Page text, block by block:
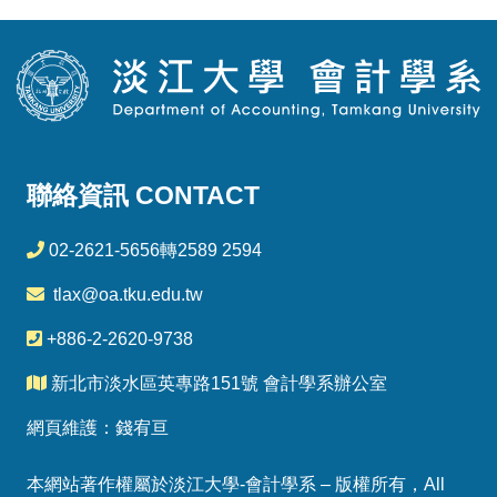
聯絡資訊 CONTACT
02-2621-5656轉2589 2594
tlax@oa.tku.edu.tw
+886-2-2620-9738
新北市淡水區英專路151號 會計學系辦公室
網頁維護：錢宥亘
本網站著作權屬於淡江大學-會計學系 – 版權所有，All